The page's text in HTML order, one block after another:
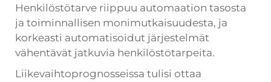
Henkilöstötarve riippuu automaation tasosta
ja toiminnallisen monimutkaisuudesta, ja
korkeasti automatisoidut järjestelmät
vähentävät jatkuvia henkilöstötarpeita.
Liikevaihtoprognosseissa tulisi ottaa